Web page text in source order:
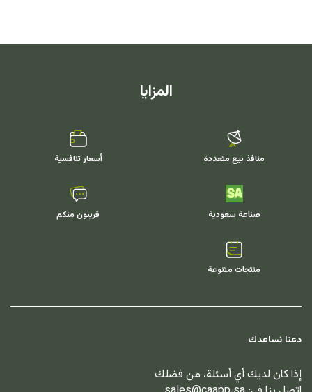
المزايا
منافذ بيع متعددة أسعار تنافسية
صناعة سعودية قريبون منكم
منتجات متنوعة
دعنا نساعدك
إذا كان لديك أي أسئلة، من فضلك